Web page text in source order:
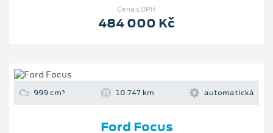
Cena s DPH
484 000 Kč
999 cm³ 10 747 km automatická
Ford Focus